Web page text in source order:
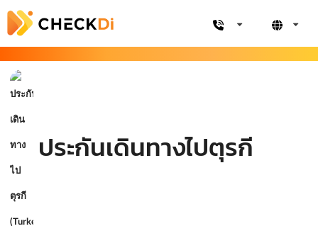
ประกันเดินทางไปตุรกี